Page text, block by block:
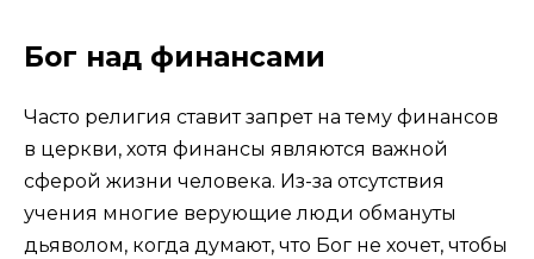
Бог над финансами
Часто религия ставит запрет на тему финансов
в церкви, хотя финансы являются важной
сферой жизни человека. Из-за отсутствия
учения многие верующие люди обмануты
дьяволом, когда думают, что Бог не хочет, чтобы